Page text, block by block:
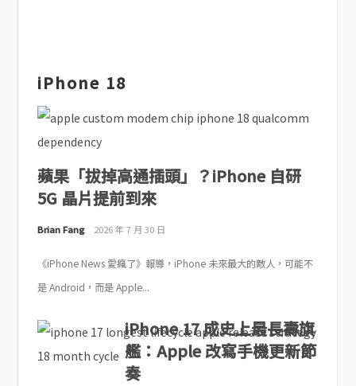
iPhone 18
蘋果「拔掉高通插頭」？iPhone 自研
5G 晶片提前到來
Brian Fang 2026 年 7 月 30 日
《iPhone News 愛瘋了》報導，iPhone 未來最大的敵人，可能不
是 Android，而是 Apple...
iPhone 17 成史上最長壽旗
艦：Apple 改寫手機更新節
奏